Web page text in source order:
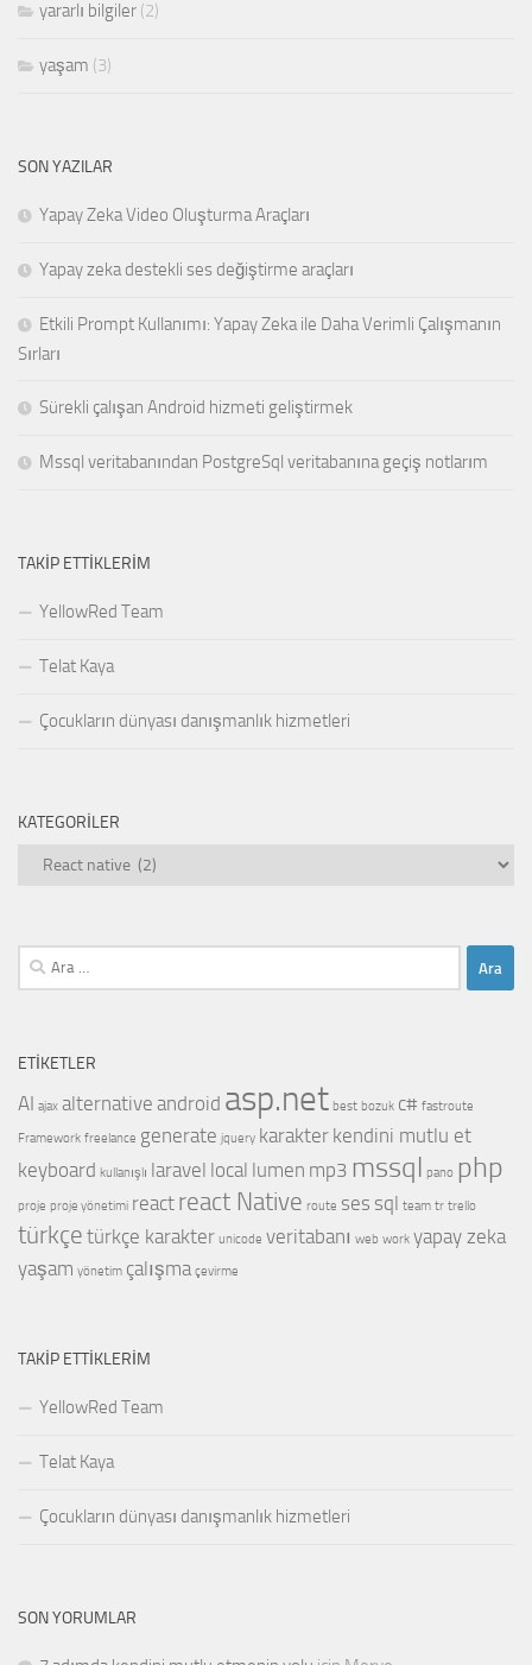
yararlı bilgiler (2)
yaşam (3)
SON YAZILAR
Yapay Zeka Video Oluşturma Araçları
Yapay zeka destekli ses değiştirme araçları
Etkili Prompt Kullanımı: Yapay Zeka ile Daha Verimli Çalışmanın
Sırları
Sürekli çalışan Android hizmeti geliştirmek
Mssql veritabanından PostgreSql veritabanına geçiş notlarım
TAKIP ETTIKLERIM
YellowRed Team
Telat Kaya
Çocukların dünyası danışmanlık hizmetleri
KATEGORILER
Kategoriler
Arama:
ETIKETLER
AI ajax alternative android asp.net best bozuk c# fastroute
Framework freelance generate jquery karakter kendini mutlu et
keyboard kullanışlı laravel local lumen mp3 mssql pano php
proje proje yönetimi react react Native route ses sql team tr trello
türkçe türkçe karakter unicode veritabanı web work yapay zeka
yaşam yönetim çalışma çevirme
TAKIP ETTIKLERIM
YellowRed Team
Telat Kaya
Çocukların dünyası danışmanlık hizmetleri
SON YORUMLAR